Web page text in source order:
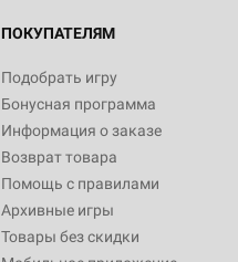
ПОКУПАТЕЛЯМ
Подобрать игру
Бонусная программа
Информация о заказе
Возврат товара
Помощь с правилами
Архивные игры
Товары без скидки